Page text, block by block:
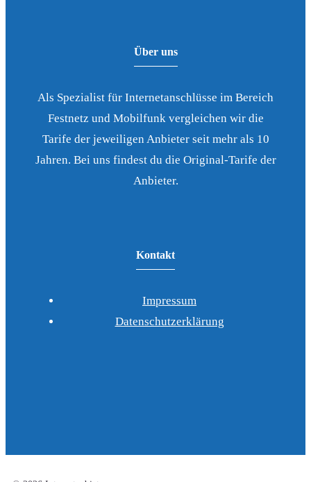
Über uns
Als Spezialist für Internetanschlüsse im Bereich
Festnetz und Mobilfunk vergleichen wir die
Tarife der jeweiligen Anbieter seit mehr als 10
Jahren. Bei uns findest du die Original-Tarife der
Anbieter.
Kontakt
Impressum
Datenschutzerklärung